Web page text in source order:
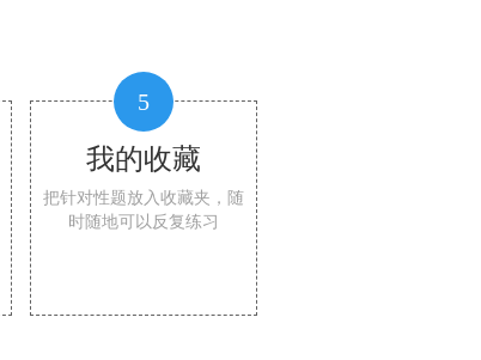
5
我的收藏
把针对性题放入收藏夹，随
时随地可以反复练习